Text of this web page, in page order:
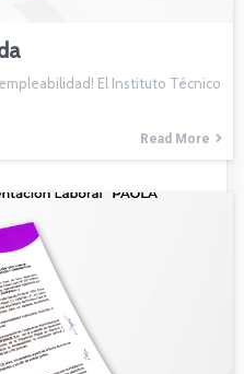
El Instituto Técnico
Read More